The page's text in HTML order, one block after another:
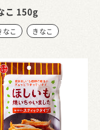
こ 150g
なこ きなこ